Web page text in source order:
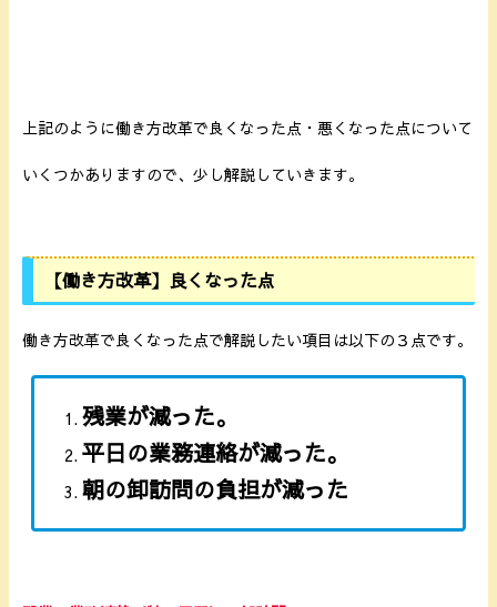
上記のように働き方改革で良くなった点・悪くなった点について
いくつかありますので、少し解説していきます。
【働き方改革】良くなった点
働き方改革で良くなった点で解説したい項目は以下の３点です。
残業が減った。
平日の業務連絡が減った。
朝の卸訪問の負担が減った